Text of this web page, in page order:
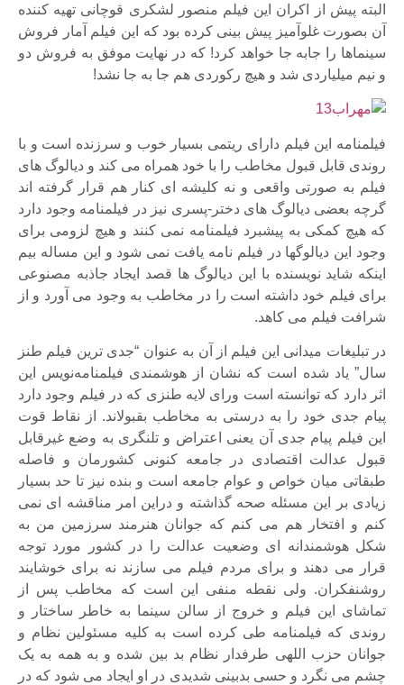
البته پیش از اکران این فیلم منصور لشکری قوچانی تهیه کننده
آن بصورت غلوآمیز پیش بینی کرده بود که این فیلم آمار فروش
سینماها را جابه جا خواهد کرد! که در نهایت موفق به فروش دو
و نیم میلیاردی شد و هیچ رکوردی هم جا به جا نشد!
فیلمنامه این فیلم دارای ریتمی بسیار خوب و سرزنده است و با
روندی قابل قبول مخاطب را با خود همراه می کند و دیالوگ های
فیلم به صورتی واقعی و نه کلیشه ای کنار هم قرار گرفته اند
گرچه بعضی دیالوگ های دختر-پسری نیز در فیلمنامه وجود دارد
که هیچ کمکی به پیشبرد فیلمنامه نمی کنند و هیچ لزومی برای
وجود این دیالوگها در فیلم نامه یافت نمی شود و این مساله بیم
اینکه شاید نویسنده با این دیالوگ ها قصد ایجاد جاذبه مصنوعی
برای فیلم خود داشته است را در مخاطب به وجود می آورد و از
شرافت فیلم می کاهد.
در تبلیغات میدانی این فیلم از آن به عنوان “جدی ترین فیلم طنز
سال” یاد شده است که نشان از هوشمندی فیلمنامه‌نویس این
اثر دارد که توانسته است ورای لایه طنزی که در فیلم وجود دارد
پیام جدی خود را به درستی به مخاطب بقبولاند. از نقاط قوت
این فیلم پیام جدی آن یعنی اعتراض و تلنگری به وضع غیرقابل
قبول عدالت اقتصادی در جامعه کنونی کشورمان و فاصله
طبقاتی میان خواص و عوام جامعه است و بنده نیز تا حد بسیار
زیادی بر این مسئله صحه گذاشته و دراین امر مناقشه ای نمی
کنم و افتخار هم می کنم که جوانان هنرمند سرزمین من به
شکل هوشمندانه ای وضعیت عدالت را در کشور مورد توجه
قرار می دهند و برای مردم فیلم می سازند نه برای خوشایند
روشنفکران. ولی نقطه منفی این است که مخاطب پس از
تماشای این فیلم و خروج از سالن سینما به خاطر ساختار و
روندی که فیلمنامه طی کرده است به کلیه مسئولین نظام و
جوانان حزب اللهی طرفدار نظام بد بین شده و به همه به یک
چشم می نگرد و حسی بدبینی شدیدی در او ایجاد می شود که در